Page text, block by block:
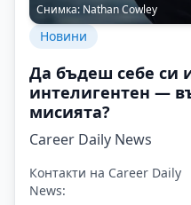
Снимка: Nathan Cowley
Новини
Да бъдеш себе си
интелигентен —
мисията?
Career Daily News
Контакти на Career Daily
News: